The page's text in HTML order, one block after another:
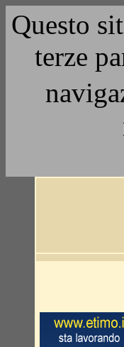
Questo
terze